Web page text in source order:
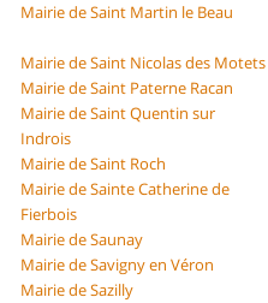
Mairie de Saint Martin le Beau
Mairie de Saint Nicolas des Motets
Mairie de Saint Paterne Racan
Mairie de Saint Quentin sur
Indrois
Mairie de Saint Roch
Mairie de Sainte Catherine de
Fierbois
Mairie de Saunay
Mairie de Savigny en Véron
Mairie de Sazilly